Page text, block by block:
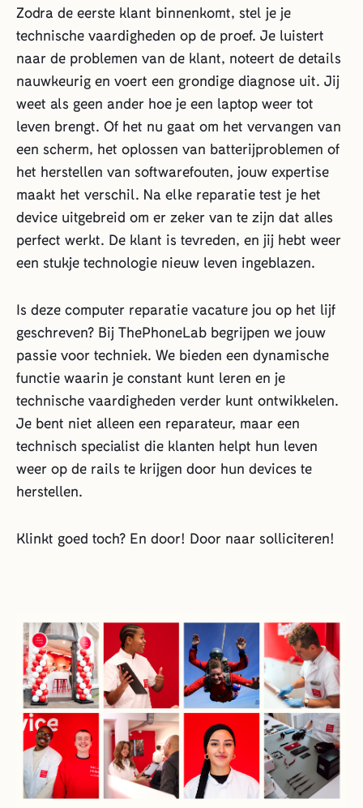
Zodra de eerste klant binnenkomt, stel je je
technische vaardigheden op de proef. Je luistert
naar de problemen van de klant, noteert de details
nauwkeurig en voert een grondige diagnose uit. Jij
weet als geen ander hoe je een laptop weer tot
leven brengt. Of het nu gaat om het vervangen van
een scherm, het oplossen van batterijproblemen of
het herstellen van softwarefouten, jouw expertise
maakt het verschil. Na elke reparatie test je het
device uitgebreid om er zeker van te zijn dat alles
perfect werkt. De klant is tevreden, en jij hebt weer
een stukje technologie nieuw leven ingeblazen.
Is deze computer reparatie vacature jou op het lijf
geschreven? Bij ThePhoneLab begrijpen we jouw
passie voor techniek. We bieden een dynamische
functie waarin je constant kunt leren en je
technische vaardigheden verder kunt ontwikkelen.
Je bent niet alleen een reparateur, maar een
technisch specialist die klanten helpt hun leven
weer op de rails te krijgen door hun devices te
herstellen.
Klinkt goed toch? En door! Door naar solliciteren!